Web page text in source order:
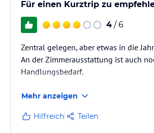
Für einen Kurztrip zu
4 / 6
Zentral gelegen, aber etwas in die
An der Zimmerausstattung ist auch
Handlungsbedarf.
Mehr anzeigen
Hilfreich Teilen